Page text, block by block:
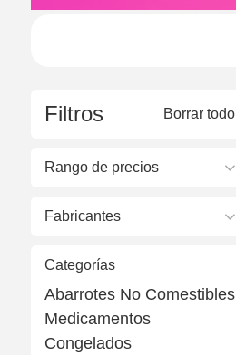
Filtros Borrar todo
Rango de precios
Fabricantes
Categorías
Abarrotes No Comestibles
Medicamentos
Congelados